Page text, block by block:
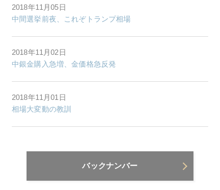
2018年11月05日
中間選挙前夜、これぞトランプ相場
2018年11月02日
中銀金購入急増、金価格急反発
2018年11月01日
相場大変動の教訓
バックナンバー